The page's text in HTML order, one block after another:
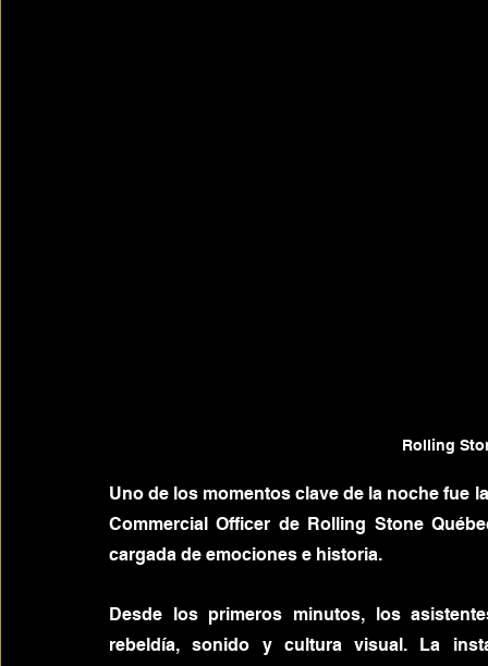
Rolling
Uno de los momentos clave de la noche fue
Commercial Officer de Rolling Stone
cargada de emociones e historia.
Desde los primeros minutos, los
rebeldía, sonido y cultura visual. La